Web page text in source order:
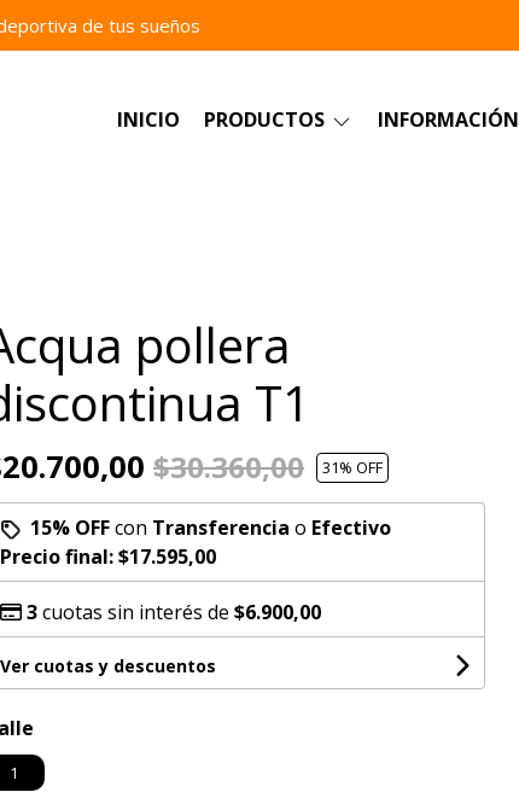
de tus sueños
INICIO PRODUCTOS INFORMACIÓN
pollera
T1
$30.360,00 31% OFF
15% OFFcon Transferencia o Efectivo
Precio final:$17.595,00
3cuotas sin interés de $6.900,00
Ver cuotas y descuentos
1